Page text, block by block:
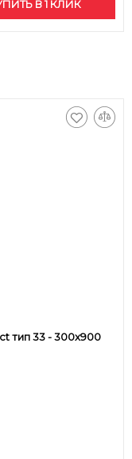
В 1 КЛИК
тип 33 - 300x900